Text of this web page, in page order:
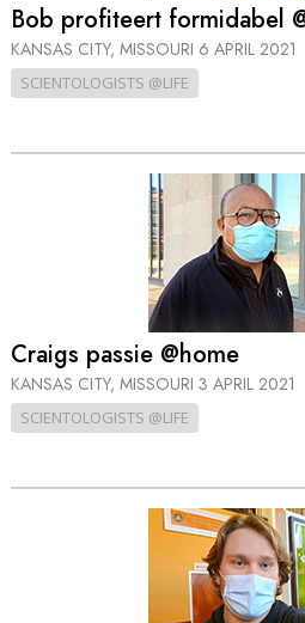
Bob profiteert formidabel
KANSAS CITY, MISSOURI 6 APRIL 2021
SCIENTOLOGISTS @LIFE
Craigs passie @home
KANSAS CITY, MISSOURI 3 APRIL 2021
SCIENTOLOGISTS @LIFE